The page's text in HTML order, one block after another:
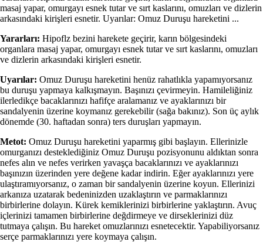
masaj yapar, omurgayı esnek tutar ve sırt kaslarını, omuzları ve dizlerin
arkasındaki kirişleri esnetir. Uyarılar: Omuz Duruşu hareketini ...
Yararları: Hipoflz bezini harekete geçirir, karın bölgesindeki
organlara masaj yapar, omurgayı esnek tutar ve sırt kaslarını, omuzları
ve dizlerin arkasındaki kirişleri esnetir.
Uyarılar: Omuz Duruşu hareketini henüz rahatlıkla ya­pamıyorsanız
bu duruşu yapmaya kalkışmayın. Başınızı çe­virmeyin. Hamileliğiniz
ilerledikçe bacaklarınızı hafifçe aralamanız ve ayaklarınızı bir
sandalyenin üzerine koyma­nız gerekebilir (sağa bakınız). Son üç aylık
dönemde (30. haftadan sonra) ters duruşları yapmayın.
Metot: Omuz Duruşu hareketini yaparmış gibi başlayın. Ellerinizle
omurganızı desteklediğiniz Omuz Duruşu pozisyonunu aldıktan sonra
nefes alın ve nefes verirken yavaşça bacaklarınızı ve ayaklarınızı
başınızın üzerinden yere değene kadar indirin. Eğer ayaklarınızı yere
ulaştıramıyorsanız, o zaman bir sandalyenin üzerine koyun. Ellerinizi
arkanıza uzatarak bedeninizden uzaklaştırın ve parmaklarınızı
birbirlerine dolayın. Kürek kemiklerinizi bir­birlerine yaklaştırın. Avuç
içlerinizi tamamen birbirlerine değdirmeye ve dirseklerinizi düz
tutmaya çalışın. Bu hareket omuzlarınızı esnetecektir. Yapabiliyorsanız
serçe par­maklarınızı yere koymaya çalışın.